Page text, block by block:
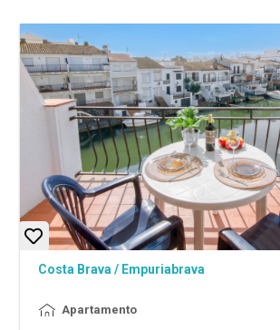
Costa Brava / Empuriabrava
Apartamento